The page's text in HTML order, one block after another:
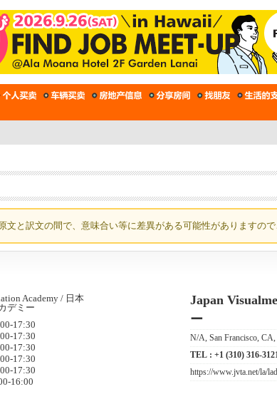
文と訳文の間で、意味合い等に差異がある可能性がありますの
17:30
17:30
17:30
17:30
17:30
16:00
Japan
ー
N/A, San Francisco,
TEL : +1 (310) 316-
https://www.jvta.net/la/